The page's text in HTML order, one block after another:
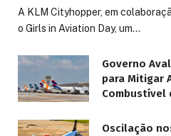
A KLM Cityhopper, em
o Girls in Aviation Day, um…
Governo
para Mitigar
Combustível
Oscilação